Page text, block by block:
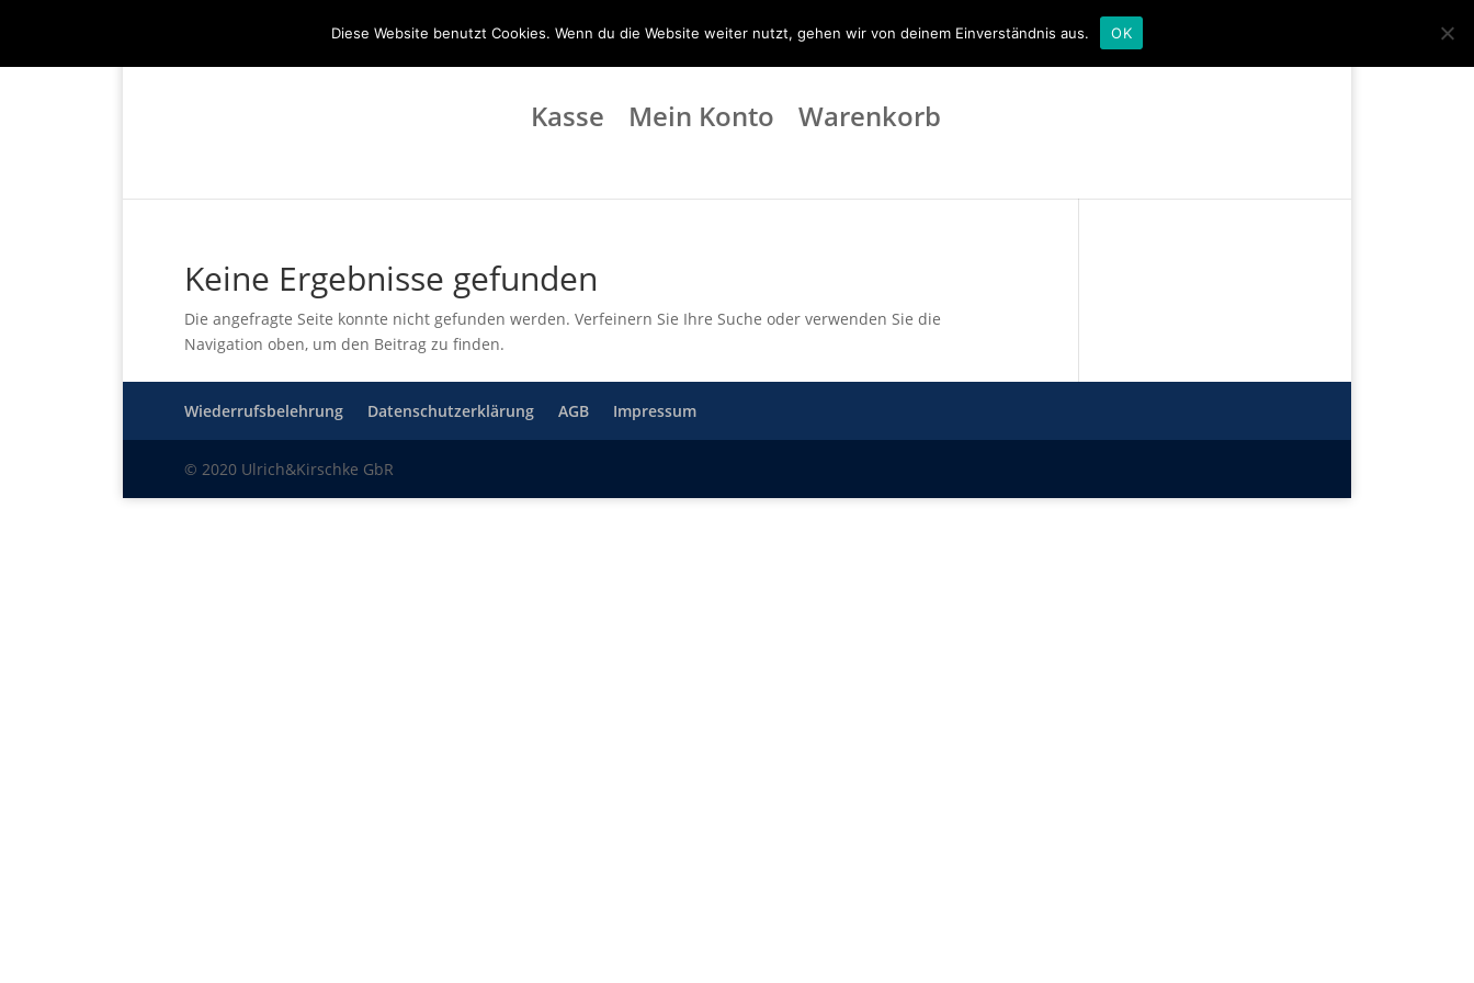
Kasse Mein Konto Warenkorb
Keine Ergebnisse gefunden
Die angefragte Seite konnte nicht gefunden werden. Verfeinern Sie Ihre Suche oder verwenden Sie die
Navigation oben, um den Beitrag zu finden.
Wiederrufsbelehrung Datenschutzerklärung AGB Impressum
© 2020 Ulrich&Kirschke GbR
Diese Website benutzt Cookies. Wenn du die Website weiter nutzt, gehen wir von deinem Einverständnis aus. OK